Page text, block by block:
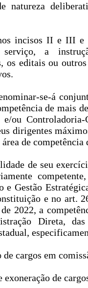
natureza
incisos II e III e
a
os editais ou
se-á
de mais
e/ou
dirigentes
de competência
de seu
e Gestão
e no art.
2022, a
Direta,
cargos em
de